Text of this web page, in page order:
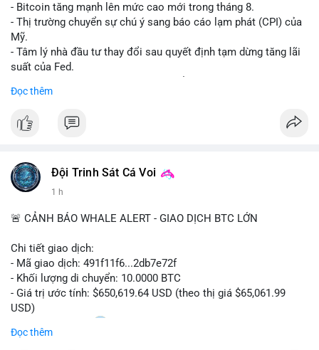
- Bitcoin tăng mạnh lên mức cao mới trong tháng 8.
- Thị trường chuyển sự chú ý sang báo cáo lạm phát (CPI) của
Mỹ.
- Tâm lý nhà đầu tư thay đổi sau quyết định tạm dừng tăng lãi
suất của Fed.
theo.
#bitcoin #btc #cryptonews
#vlikevn #titanbot
📰 Nguồn: Cointelegraph
Đọc thêm
Đội Trinh Sát Cá Voi
1 h
🚨 CẢNH BÁO WHALE ALERT - GIAO DỊCH BTC LỚN
Chi tiết giao dịch:
- Mã giao dịch: 491f11f6...2db7e72f
- Khối lượng di chuyển: 10.0000 BTC
- Giá trị ước tính: $650,619.64 USD (theo thị giá $65,061.99
USD)
- Thời gian: 11:20
Đọc thêm